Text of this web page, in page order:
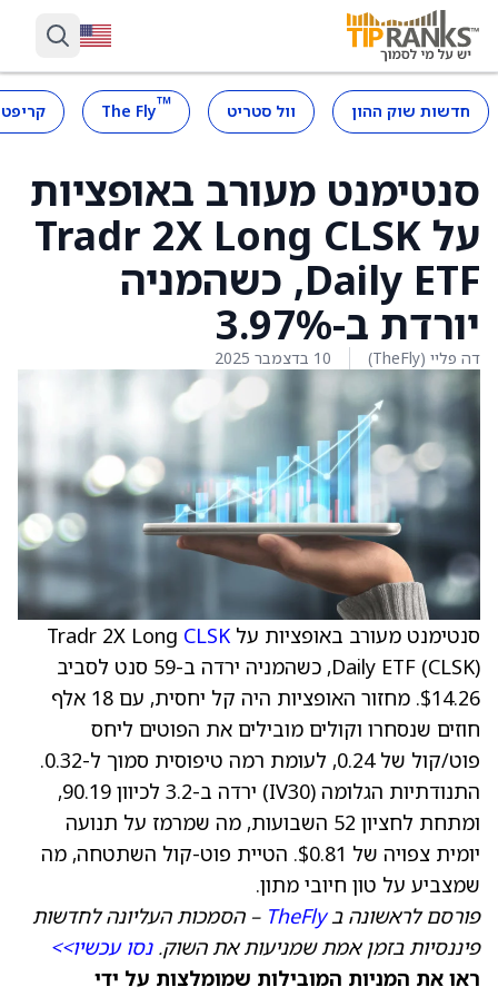
חדשות שוק ההון וול סטריט ™
The Fly
סנטימנט מעורב באופציות
על Tradr 2X Long CLSK
Daily ETF, כשהמניה
יורדת ב-3.97%
דה פליי (TheFly) 10 בדצמבר 2025
סנטימנט מעורב באופציות על Tradr 2X Long CLSK
Daily ETF (CLSK), כשהמניה ירדה ב-59 סנט לסביב
$14.26. מחזור האופציות היה קל יחסית, עם 18 אלף
חוזים שנסחרו וקולים מובילים את הפוטים ליחס
פוט/קול של 0.24, לעומת רמה טיפוסית סמוך ל-0.32.
התנודתיות הגלומה (IV30) ירדה ב-3.2 לכיוון 90.19,
ומתחת לחציון 52 השבועות, מה שמרמז על תנועה
יומית צפויה של $0.81. הטיית פוט-קול השתטחה, מה
שמצביע על טון חיובי מתון.
פורסם לראשונה בTheFly – הסמכות העליונה לחדשות
פיננסיות בזמן אמת שמניעות את השוק.נסו עכשיו>>
ראו את המניות המובילות שמומלצות על ידי